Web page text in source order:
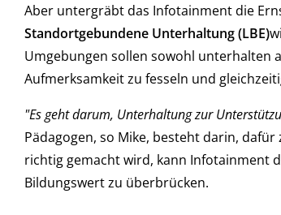
Aber untergräbt das Infotainment die
Standortgebundene Unterhaltung (LBE)
Umgebungen sollen sowohl unterhalten
Aufmerksamkeit zu fesseln und
"Es geht darum, Unterhaltung zur
Pädagogen, so Mike, besteht darin, dafür
richtig gemacht wird, kann Infotainment
Bildungswert zu überbrücken.